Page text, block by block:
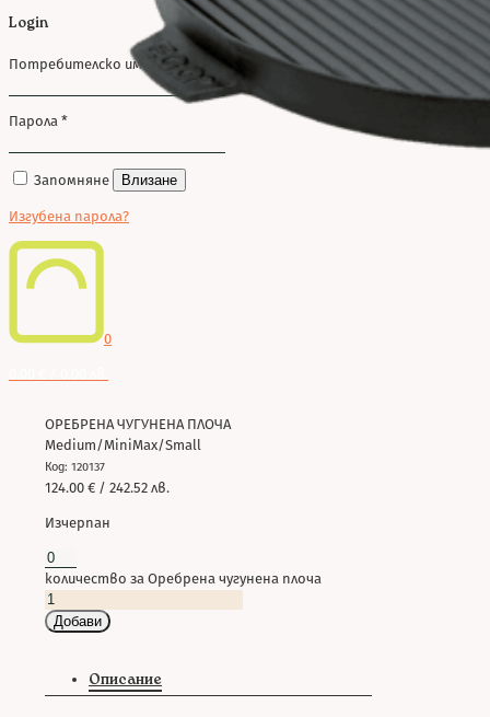
Login
Потребителско име или имейл*
Парола *
Запомняне Влизане
Изгубена парола?
0
ОРЕБРЕНА ЧУГУНЕНА ПЛОЧА
Medium/MiniMax/Small
Код: 120137
124.00 € / 242.52 лв.
Изчерпан
количество за Оребрена чугунена плоча
Добави
Описание